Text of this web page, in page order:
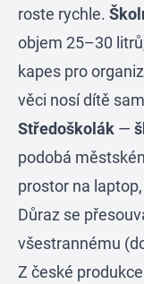
roste rychle.
objem 25–30
kapes pro
věci nosí dítě
Středoškolák —
podobá
prostor na
Důraz se
všestrannému
Z české